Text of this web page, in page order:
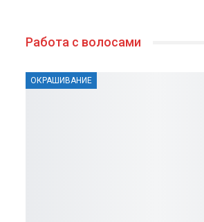
Работа с волосами
ОКРАШИВАНИЕ